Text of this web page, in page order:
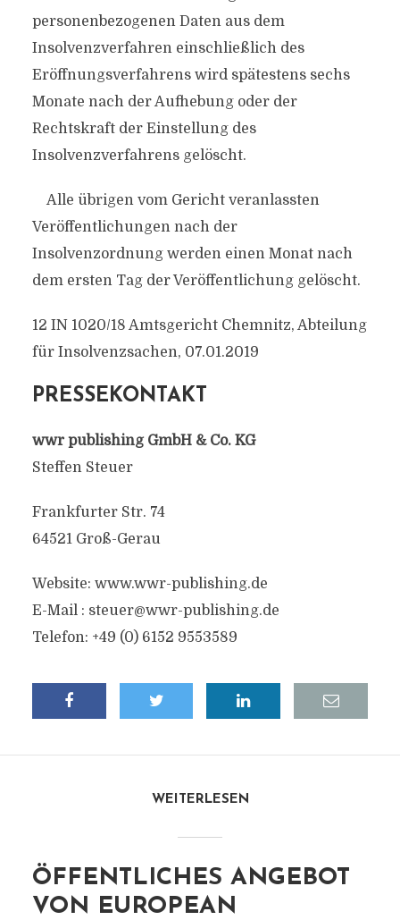
personenbezogenen Daten aus dem
Insolvenzverfahren einschließlich des
Eröffnungsverfahrens wird spätestens sechs
Monate nach der Aufhebung oder der
Rechtskraft der Einstellung des
Insolvenzverfahrens gelöscht.
Alle übrigen vom Gericht veranlassten
Veröffentlichungen nach der
Insolvenzordnung werden einen Monat nach
dem ersten Tag der Veröffentlichung gelöscht.
12 IN 1020/18 Amtsgericht Chemnitz, Abteilung
für Insolvenzsachen, 07.01.2019
PRESSEKONTAKT
wwr publishing GmbH & Co. KG
Steffen Steuer
Frankfurter Str. 74
64521 Groß-Gerau
Website: www.wwr-publishing.de
E-Mail : steuer@wwr-publishing.de
Telefon: +49 (0) 6152 9553589
WEITERLESEN
ÖFFENTLICHES ANGEBOT
VON EUROPEAN